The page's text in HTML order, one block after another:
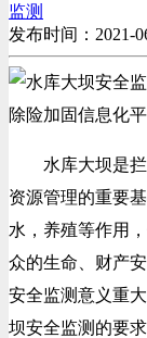
监测
发布时间：2021-
水库大坝是拦
资源管理的重要
水，养殖等作用
众的生命、财产
安全监测意义重
坝安全监测的要求